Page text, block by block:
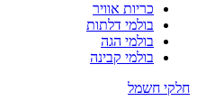
כריות אוויר
בולמי דלתות
בולמי הגה
בולמי קבינה
חלקי חשמל